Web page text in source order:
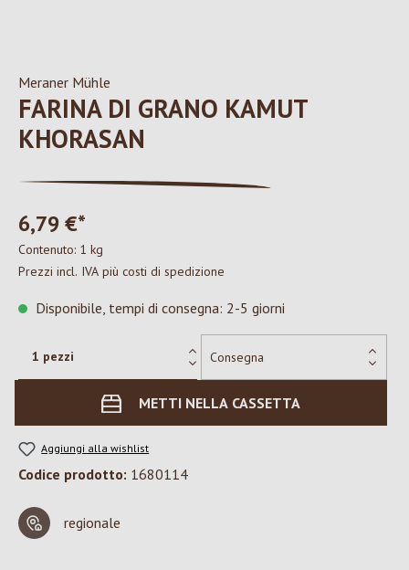
Meraner Mühle
FARINA DI GRANO KAMUT
KHORASAN
6,79 €*
Contenuto: 1 kg
Prezzi incl. IVA più costi di spedizione
Disponibile, tempi di consegna: 2-5 giorni
METTI NELLA CASSETTA
Aggiungi alla wishlist
Codice prodotto: 1680114
regionale